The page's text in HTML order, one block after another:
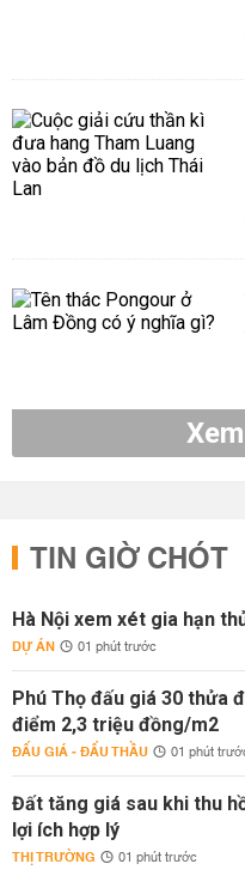
TIN GIỜ CHÓT
Hà Nội xem xét gia hạn
DỰ ÁN 01 phút trước
Phú Thọ đấu giá 30 thửa
điểm 2,3 triệu đồng/m2
ĐẤU GIÁ - ĐẤU THẦU 01 phút
Đất tăng giá sau khi thu
lợi ích hợp lý
THỊ TRƯỜNG 01 phút trước